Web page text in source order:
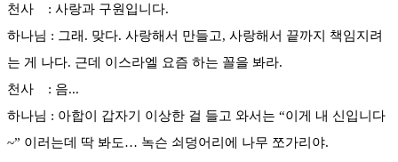
천사 : 사랑과 구원입니다.
하나님 : 그래. 맞다. 사랑해서 만들고, 사랑해서 끝까지 책임지려
는 게 나다. 근데 이스라엘 요즘 하는 꼴을 봐라.
천사 : 음...
하나님 : 아합이 갑자기 이상한 걸 들고 와서는 “이게 내 신입니다
~” 이러는데 딱 봐도… 녹슨 쇠덩어리에 나무 쪼가리야.